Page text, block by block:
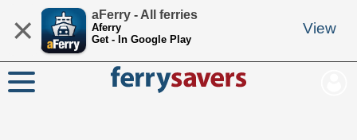
× aFerry - All ferries
Aferry
Get - In Google Play
View